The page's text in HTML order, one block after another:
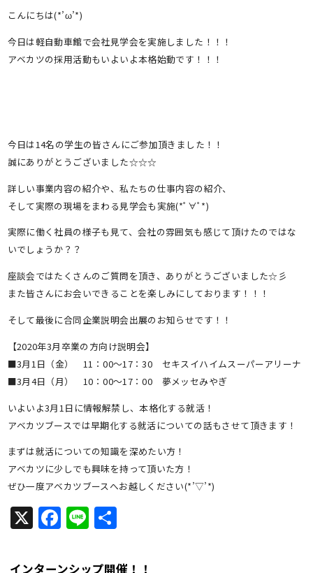
こんにちは(*’ω’*)
今日は軽自動車館で会社見学会を実施しました！！！
アベカツの採用活動もいよいよ本格始動です！！！
今日は14名の学生の皆さんにご参加頂きました！！
誠にありがとうございました☆☆☆
詳しい事業内容の紹介や、私たちの仕事内容の紹介、
そして実際の現場をまわる見学会も実施(*ﾟ∀ﾟ*)
実際に働く社員の様子も見て、会社の雰囲気も感じて頂けたのではな
いでしょうか？？
座談会ではたくさんのご質問を頂き、ありがとうございました☆彡
また皆さんにお会いできることを楽しみにしております！！！
そして最後に合同企業説明会出展のお知らせです！！
【2020年3月卒業の方向け説明会】
■3月1日（金） 11：00～17：30 セキスイハイムスーパーアリーナ
■3月4日（月） 10：00～17：00 夢メッセみやぎ
いよいよ3月1日に情報解禁し、本格化する就活！
アベカツブースでは早期化する就活についての話もさせて頂きます！
まずは就活についての知識を深めたい方！
アベカツに少しでも興味を持って頂いた方！
ぜひ一度アベカツブースへお越しください(*’▽’*)
X Facebook
Line共
インターンシップ開催！！